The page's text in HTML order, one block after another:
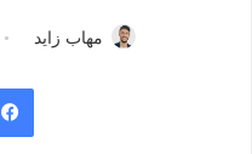
مهاب زايد